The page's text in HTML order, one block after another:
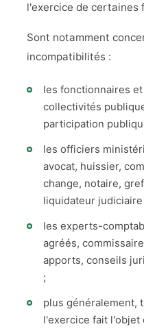
l'exercice de certaines
Sont notamment
incompatibilités :
les fonctionnaires
collectivités
participation
les officiers
avocat, huissier,
change, notaire,
liquidateur judiciaire
les experts-
agréés,
apports, conseils
;
plus généralement,
l'exercice fait l'objet